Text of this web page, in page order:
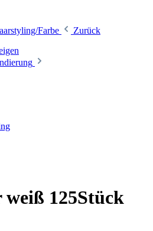
Farbe
Zurück
125Stück